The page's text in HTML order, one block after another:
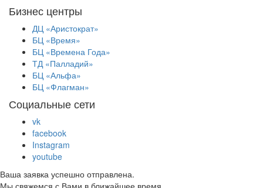
Бизнес центры
ДЦ «Аристократ»
БЦ «Время»
БЦ «Времена Года»
ТД «Палладий»
БЦ «Альфа»
БЦ «Флагман»
Социальные сети
vk
facebook
Instagram
youtube
Ваша заявка успешно отправлена.
Мы свяжемся с Вами в ближайшее время.